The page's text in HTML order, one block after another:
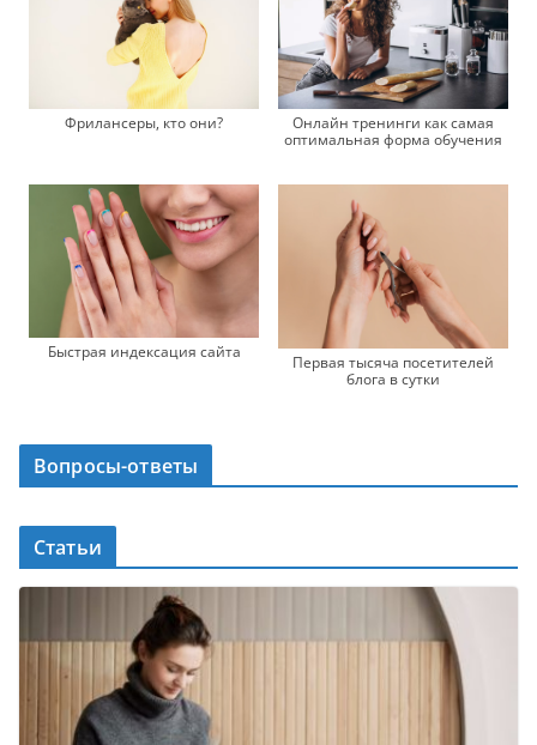
Фрилансеры, кто они?
Онлайн тренинги как самая
оптимальная форма обучения
Быстрая индексация сайта
Первая тысяча посетителей
блога в сутки
Вопросы-ответы
Статьи